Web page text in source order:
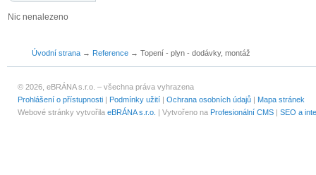
Nic nenalezeno
Úvodní strana → Reference → Topení - plyn - dodávky, montáž
© 2026, eBRÁNA s.r.o. – všechna práva vyhrazena
Prohlášení o přístupnosti | Podmínky užití | Ochrana osobních údajů | Mapa stránek
Webové stránky vytvořila eBRÁNA s.r.o. | Vytvořeno na Profesionální CMS | SEO a